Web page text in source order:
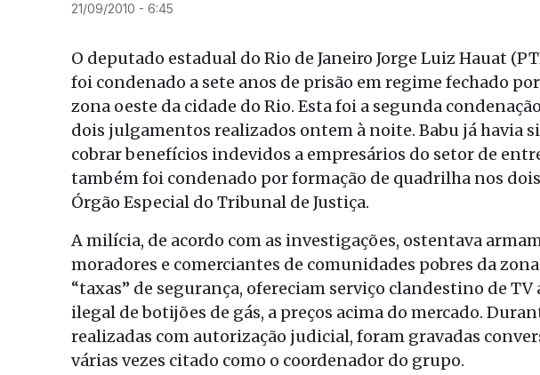
21/09/2010 - 6:45
O deputado estadual do Rio de Janeiro Jorge Luiz Hauat
foi condenado a sete anos de prisão em regime fechado
zona oeste da cidade do Rio. Esta foi a segunda
dois julgamentos realizados ontem à noite. Babu já havia
cobrar benefícios indevidos a empresários do setor de
também foi condenado por formação de quadrilha nos
Órgão Especial do Tribunal de Justiça.
A milícia, de acordo com as investigações, ostentava
moradores e comerciantes de comunidades pobres da
“taxas” de segurança, ofereciam serviço clandestino de TV
ilegal de botijões de gás, a preços acima do mercado.
realizadas com autorização judicial, foram gravadas
várias vezes citado como o coordenador do grupo.